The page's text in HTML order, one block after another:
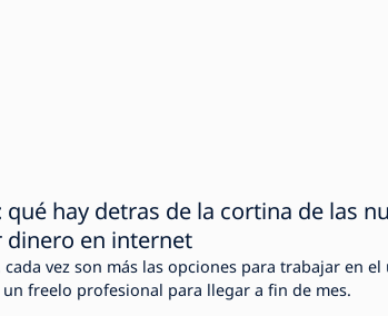
hay detras de la cortina de las
dinero en internet
vez son más las opciones para trabajar en el
freelo profesional para llegar a fin de mes.